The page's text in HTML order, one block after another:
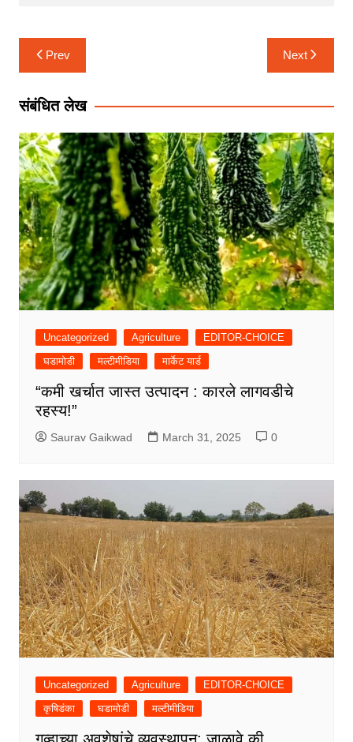
Post
navigation
Prev Next
संबंधित लेख
Uncategorized Agriculture
EDITOR-CHOICE
घडामोडी
मल्टीमीडिया मार्केट यार्ड
“कमी खर्चात जास्त उत्पादन : कारले लागवडीचे
रहस्य!”
Saurav Gaikwad March 31, 2025 0
Uncategorized Agriculture
EDITOR-CHOICE
कृषिडंका
घडामोडी मल्टीमीडिया